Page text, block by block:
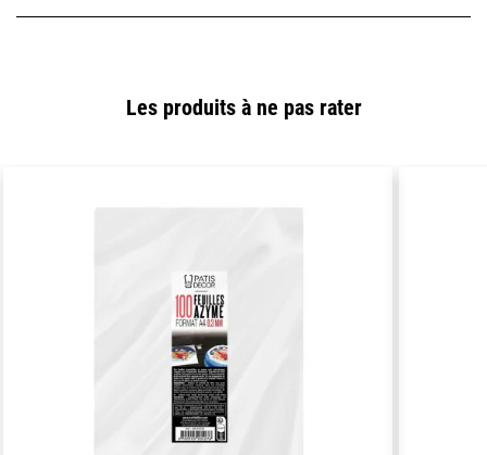
Les produits à ne pas rater